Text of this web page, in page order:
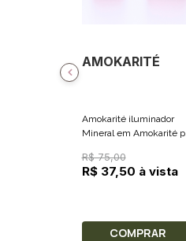
AMOKARITÉ
Amokarité iluminador
Mineral em Amokarité pó
R$ 75,00
R$ 37,50 à vista
COMPRAR